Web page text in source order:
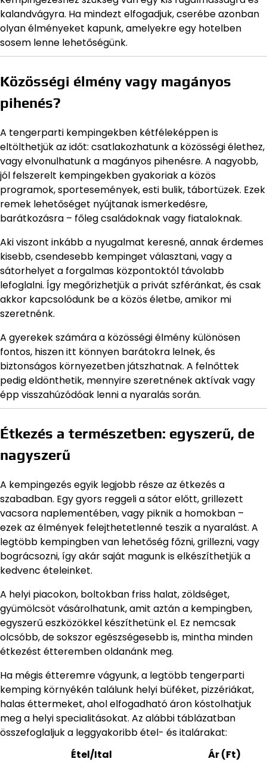
kalandvágyra. Ha mindezt elfogadjuk, cserébe azonban
olyan élményeket kapunk, amelyekre egy hotelben
sosem lenne lehetőségünk.
Közösségi élmény vagy magányos
pihenés?
A tengerparti kempingekben kétféleképpen is
eltölthetjük az időt: csatlakozhatunk a közösségi élethez,
vagy elvonulhatunk a magányos pihenésre. A nagyobb,
jól felszerelt kempingekben gyakoriak a közös
programok, sportesemények, esti bulik, tábortüzek. Ezek
remek lehetőséget nyújtanak ismerkedésre,
barátkozásra – főleg családoknak vagy fiataloknak.
Aki viszont inkább a nyugalmat keresné, annak érdemes
kisebb, csendesebb kempinget választani, vagy a
sátorhelyet a forgalmas központoktól távolabb
lefoglalni. Így megőrizhetjük a privát szféránkat, és csak
akkor kapcsolódunk be a közös életbe, amikor mi
szeretnénk.
A gyerekek számára a közösségi élmény különösen
fontos, hiszen itt könnyen barátokra lelnek, és
biztonságos környezetben játszhatnak. A felnőttek
pedig eldönthetik, mennyire szeretnének aktívak vagy
épp visszahúzódóak lenni a nyaralás során.
Étkezés a természetben: egyszerű, de
nagyszerű
A kempingezés egyik legjobb része az étkezés a
szabadban. Egy gyors reggeli a sátor előtt, grillezett
vacsora naplementében, vagy piknik a homokban –
ezek az élmények felejthetetlenné teszik a nyaralást. A
legtöbb kempingben van lehetőség főzni, grillezni, vagy
bográcsozni, így akár saját magunk is elkészíthetjük a
kedvenc ételeinket.
A helyi piacokon, boltokban friss halat, zöldséget,
gyümölcsöt vásárolhatunk, amit aztán a kempingben,
egyszerű eszközökkel készíthetünk el. Ez nemcsak
olcsóbb, de sokszor egészségesebb is, mintha minden
étkezést étteremben oldanánk meg.
Ha mégis étteremre vágyunk, a legtöbb tengerparti
kemping környékén találunk helyi büféket, pizzériákat,
halas éttermeket, ahol elfogadható áron kóstolhatjuk
meg a helyi specialitásokat. Az alábbi táblázatban
összefoglaljuk a leggyakoribb étel- és italárakat:
Étel/Ital
Ár (Ft)